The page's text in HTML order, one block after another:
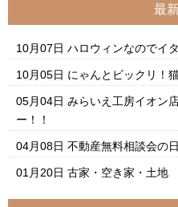
最
10月07日 ハロウィンなのでイ
10月05日 にゃんとビックリ！
05月04日 みらいえ工房イオン
ー！！
04月08日 不動産無料相談会の
01月20日 古家・空き家・土地